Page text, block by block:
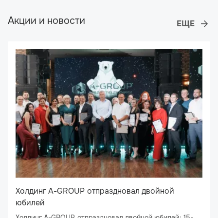
Акции и новости
Холдинг A-GROUP отпраздновал двойной
юбилей